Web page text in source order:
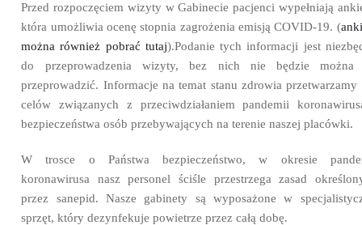
Przed rozpoczęciem wizyty w Gabinecie pacjenci wypełniają
która umożliwia ocenę stopnia zagrożenia emisją COVID-19. (
można również pobrać tutaj).Podanie tych informacji jest
do przeprowadzenia wizyty, bez nich nie będzie można
przeprowadzić. Informacje na temat stanu zdrowia przetwarzamy
celów związanych z przeciwdziałaniem pandemii
bezpieczeństwa osób przebywających na terenie naszej placówki.
W trosce o Państwa bezpieczeństwo, w okresie
koronawirusa nasz personel ściśle przestrzega zasad
przez sanepid. Nasze gabinety są wyposażone w
sprzęt, który dezynfekuje powietrze przez całą dobę.